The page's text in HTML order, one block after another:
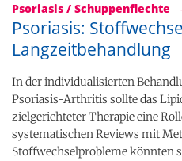
Psoriasis / Schuppenflechte
Psoriasis:
Langzeitbehandlung
In der individualisierten
Psoriasis-Arthritis sollte das
zielgerichteter Therapie eine
systematischen Reviews mit
Stoffwechselprobleme könnten